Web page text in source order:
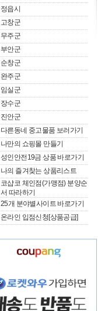
정읍시
고창군
무주군
부안군
순창군
완주군
임실군
장수군
진안군
다른동네 중고물품 보러가기
나만의 쇼핑몰 만들기
성인안전19금 상품 바로가기
나의 즐겨찾는 상품리스트
코샵코 체인점(가맹점) 분양순
서 따라하기
25개 분야별사이트 바로가기
온라인 입점신청[상품공급]